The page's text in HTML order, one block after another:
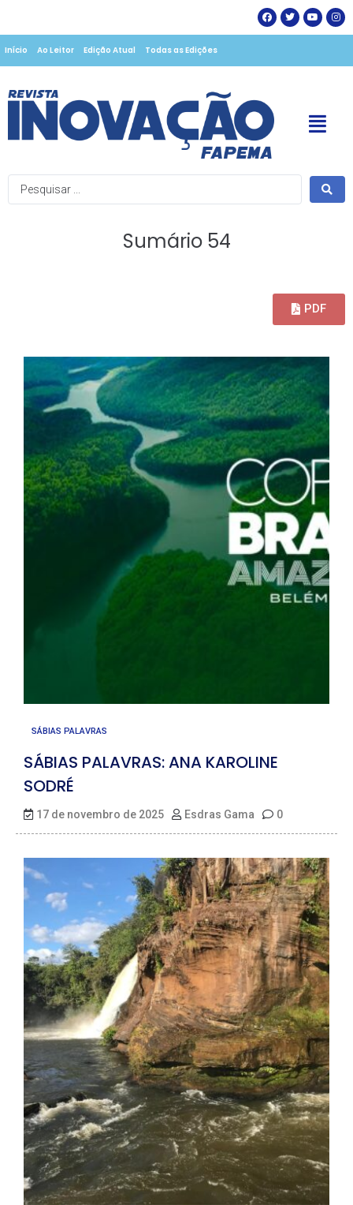
Início Ao Leitor Edição Atual Todas as Edições
Sumário 54
PDF
SÁBIAS PALAVRAS
SÁBIAS PALAVRAS: ANA KAROLINE
SODRÉ
17 de novembro de 2025 Esdras Gama 0